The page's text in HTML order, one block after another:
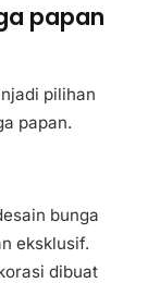
papan
pilihan
papan.
bunga
eksklusif.
dibuat